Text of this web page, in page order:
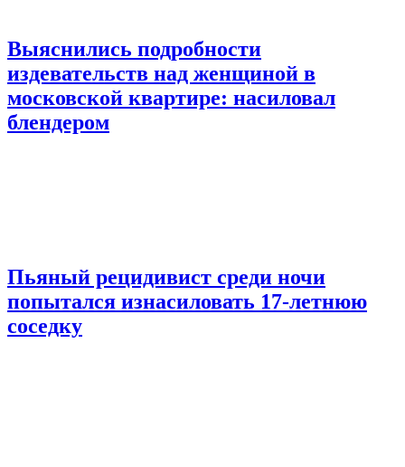
Выяснились подробности
издевательств над женщиной в
московской квартире: насиловал
блендером
Пьяный рецидивист среди ночи
попытался изнасиловать 17-летнюю
соседку